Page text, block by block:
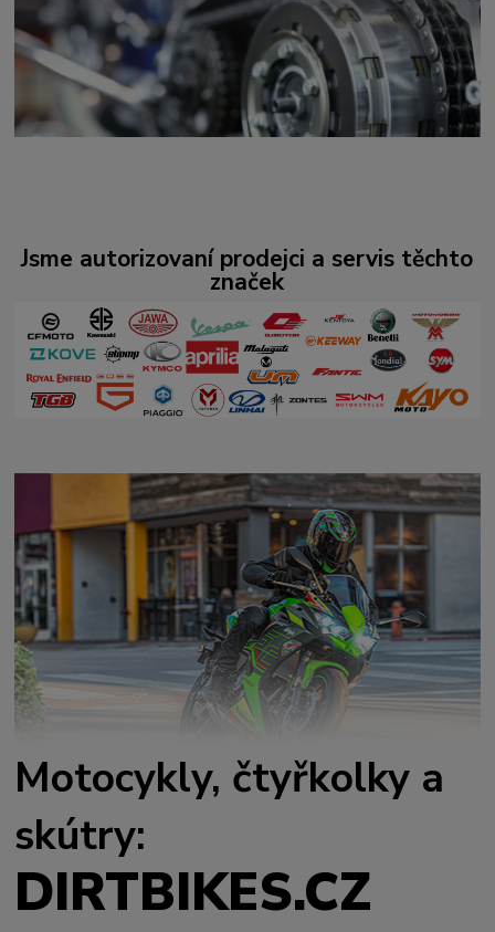
Jsme autorizovaní prodejci a servis těchto
značek
Motocykly, čtyřkolky a
skútry:
DIRTBIKES.CZ